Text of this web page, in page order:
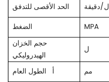
ل/دقيقة
MPA
حجم الخزان
ل
أ
مم